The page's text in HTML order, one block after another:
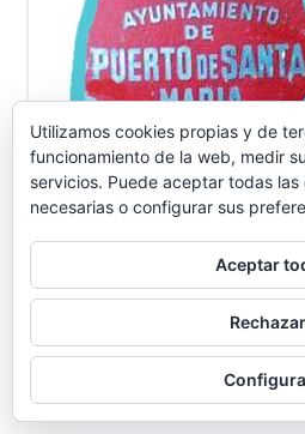
CANAL YOUTUBE
Utilizamos cookies propias y de
funcionamiento de la web, medir
servicios. Puede aceptar todas
necesarias o configurar sus
Aceptar
Rechazar